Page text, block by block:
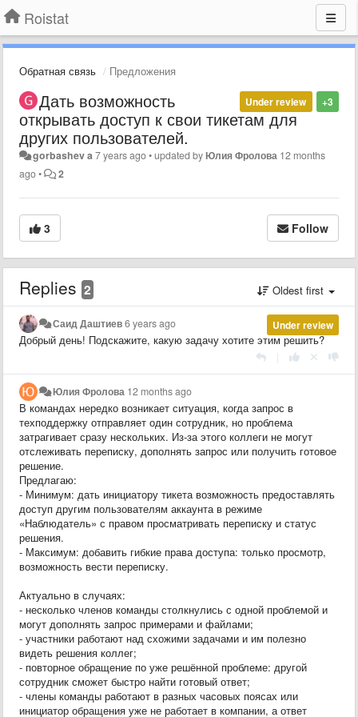
Roistat
Обратная связь Предложения
+3
Under review
Дать возможность
открывать доступ к свои тикетам для
других пользователей.
gorbashev a7 years ago•updated byЮлия Фролова 12 months
ago• 2
3 Follow
Replies 2 Oldest first
Under review
Саид Даштиев6 years ago
Добрый день! Подскажите, какую задачу хотите этим решить?
Юлия Фролова 12 months ago
В командах нередко возникает ситуация, когда запрос в
техподдержку отправляет один сотрудник, но проблема
затрагивает сразу нескольких. Из-за этого коллеги не могут
отслеживать переписку, дополнять запрос или получить готовое
решение.
Предлагаю:
- Минимум: дать инициатору тикета возможность предоставлять
доступ другим пользователям аккаунта в режиме
«Наблюдатель» с правом просматривать переписку и статус
решения.
- Максимум: добавить гибкие права доступа: только просмотр,
возможность вести переписку.
Актуально в случаях:
- несколько членов команды столкнулись с одной проблемой и
могут дополнять запрос примерами и файлами;
- участники работают над схожими задачами и им полезно
видеть решения коллег;
- повторное обращение по уже решённой проблеме: другой
сотрудник сможет быстро найти готовый ответ;
- члены команды работают в разных часовых поясах или
инициатор обращения уже не работает в компании, а ответ